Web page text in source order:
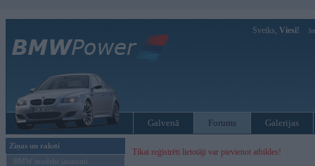
Sveiks, Viesi!
Galvenā Forums Galerijas
Ziņas un raksti
BMW modeļu jaunumi
Tikai reģistrēti lietotāji var pievienot atbildes!